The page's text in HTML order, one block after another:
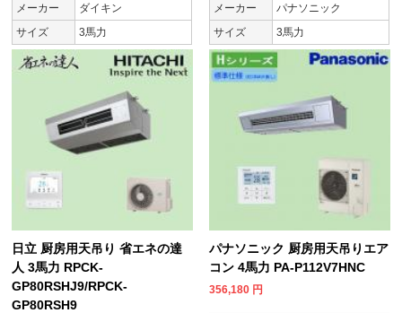
メーカー
ダイキン
サイズ
3馬力
メーカー
パナソニック
サイズ
3馬力
日立 厨房用天吊り 省エネの達
人 3馬力 RPCK-
GP80RSHJ9/RPCK-
GP80RSH9
パナソニック 厨房用天吊りエア
コン 4馬力 PA-P112V7HNC
356,180 円